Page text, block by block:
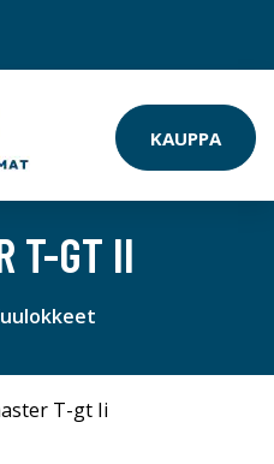
KAUPPA
T-GT II